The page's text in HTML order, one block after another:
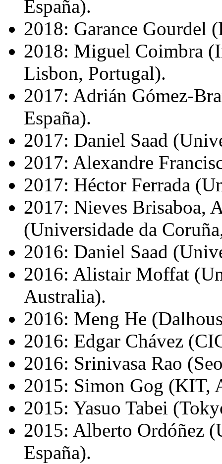
España).
2018: Garance Gourdel
2018: Miguel Coimbra
Lisbon, Portugal).
2017: Adrián Gómez-
España).
2017: Daniel Saad
2017: Alexandre
2017: Héctor Ferrada
2017: Nieves Brisaboa,
(Universidade da
2016: Daniel Saad
2016: Alistair Moffat
Australia).
2016: Meng He
2016: Edgar Chávez
2016: Srinivasa Rao
2015: Simon Gog (KIT,
2015: Yasuo Tabei
2015: Alberto Ordóñez
España).